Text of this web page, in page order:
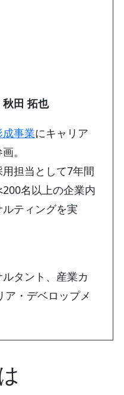
田 拓也
事業にキャリア
。
担当として7年間
名以上の企業内
ティングを実
タント、産業カ
ア・デベロップメ